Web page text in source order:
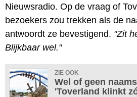
Nieuwsradio. Op de vraag of
bezoekers zou trekken als de
antwoordt ze bevestigend. "Zit
Blijkbaar wel."
ZIE OOK
Wel of geen
'Toverland klinkt